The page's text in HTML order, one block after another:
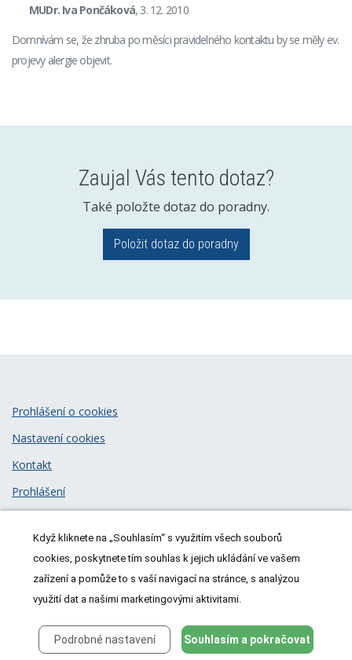
MUDr. Iva Pončáková, 3. 12. 2010
Domnívám se, že zhruba po měsíci pravidelného kontaktu by se měly ev.
projevy alergie objevit.
Zaujal Vás tento dotaz?
Také položte dotaz do poradny.
Položit dotaz do poradny
© 2026MeDitorial| ISSN 1805-3408
Prohlášení o cookies
Nastavení cookies
Kontakt
Prohlášení
Když kliknete na „Souhlasím“ s využitím všech souborů
cookies, poskytnete tím souhlas k jejich ukládání ve vašem
zařízení a pomůže to s vaší navigací na stránce, s analýzou
využití dat a našimi marketingovými aktivitami.
Podrobné nastavení Souhlasím a pokračovat